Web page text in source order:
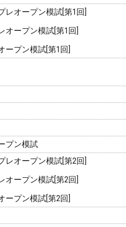
レオープン模試[第1回]
オープン模試[第1回]
ープン模試[第1回]
プン模試
レオープン模試[第2回]
オープン模試[第2回]
ープン模試[第2回]